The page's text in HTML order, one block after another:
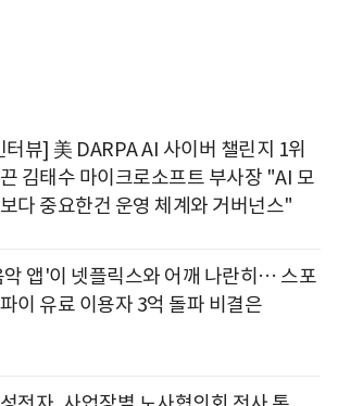
터뷰] 美 DARPA AI 사이버 챌린지 1위
김태수 마이크로소프트 부사장 "AI 모
다 중요한건 운영 체계와 거버넌스"
악 앱'이 넷플릭스와 어깨 나란히… 스포
이 유료 이용자 3억 돌파 비결은